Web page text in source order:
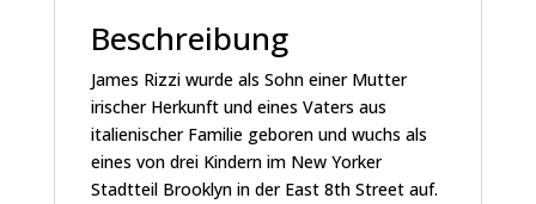
Beschreibung
James Rizzi wurde als Sohn einer Mutter
irischer Herkunft und eines Vaters aus
italienischer Familie geboren und wuchs als
eines von drei Kindern im New Yorker
Stadtteil Brooklyn in der East 8th Street auf.